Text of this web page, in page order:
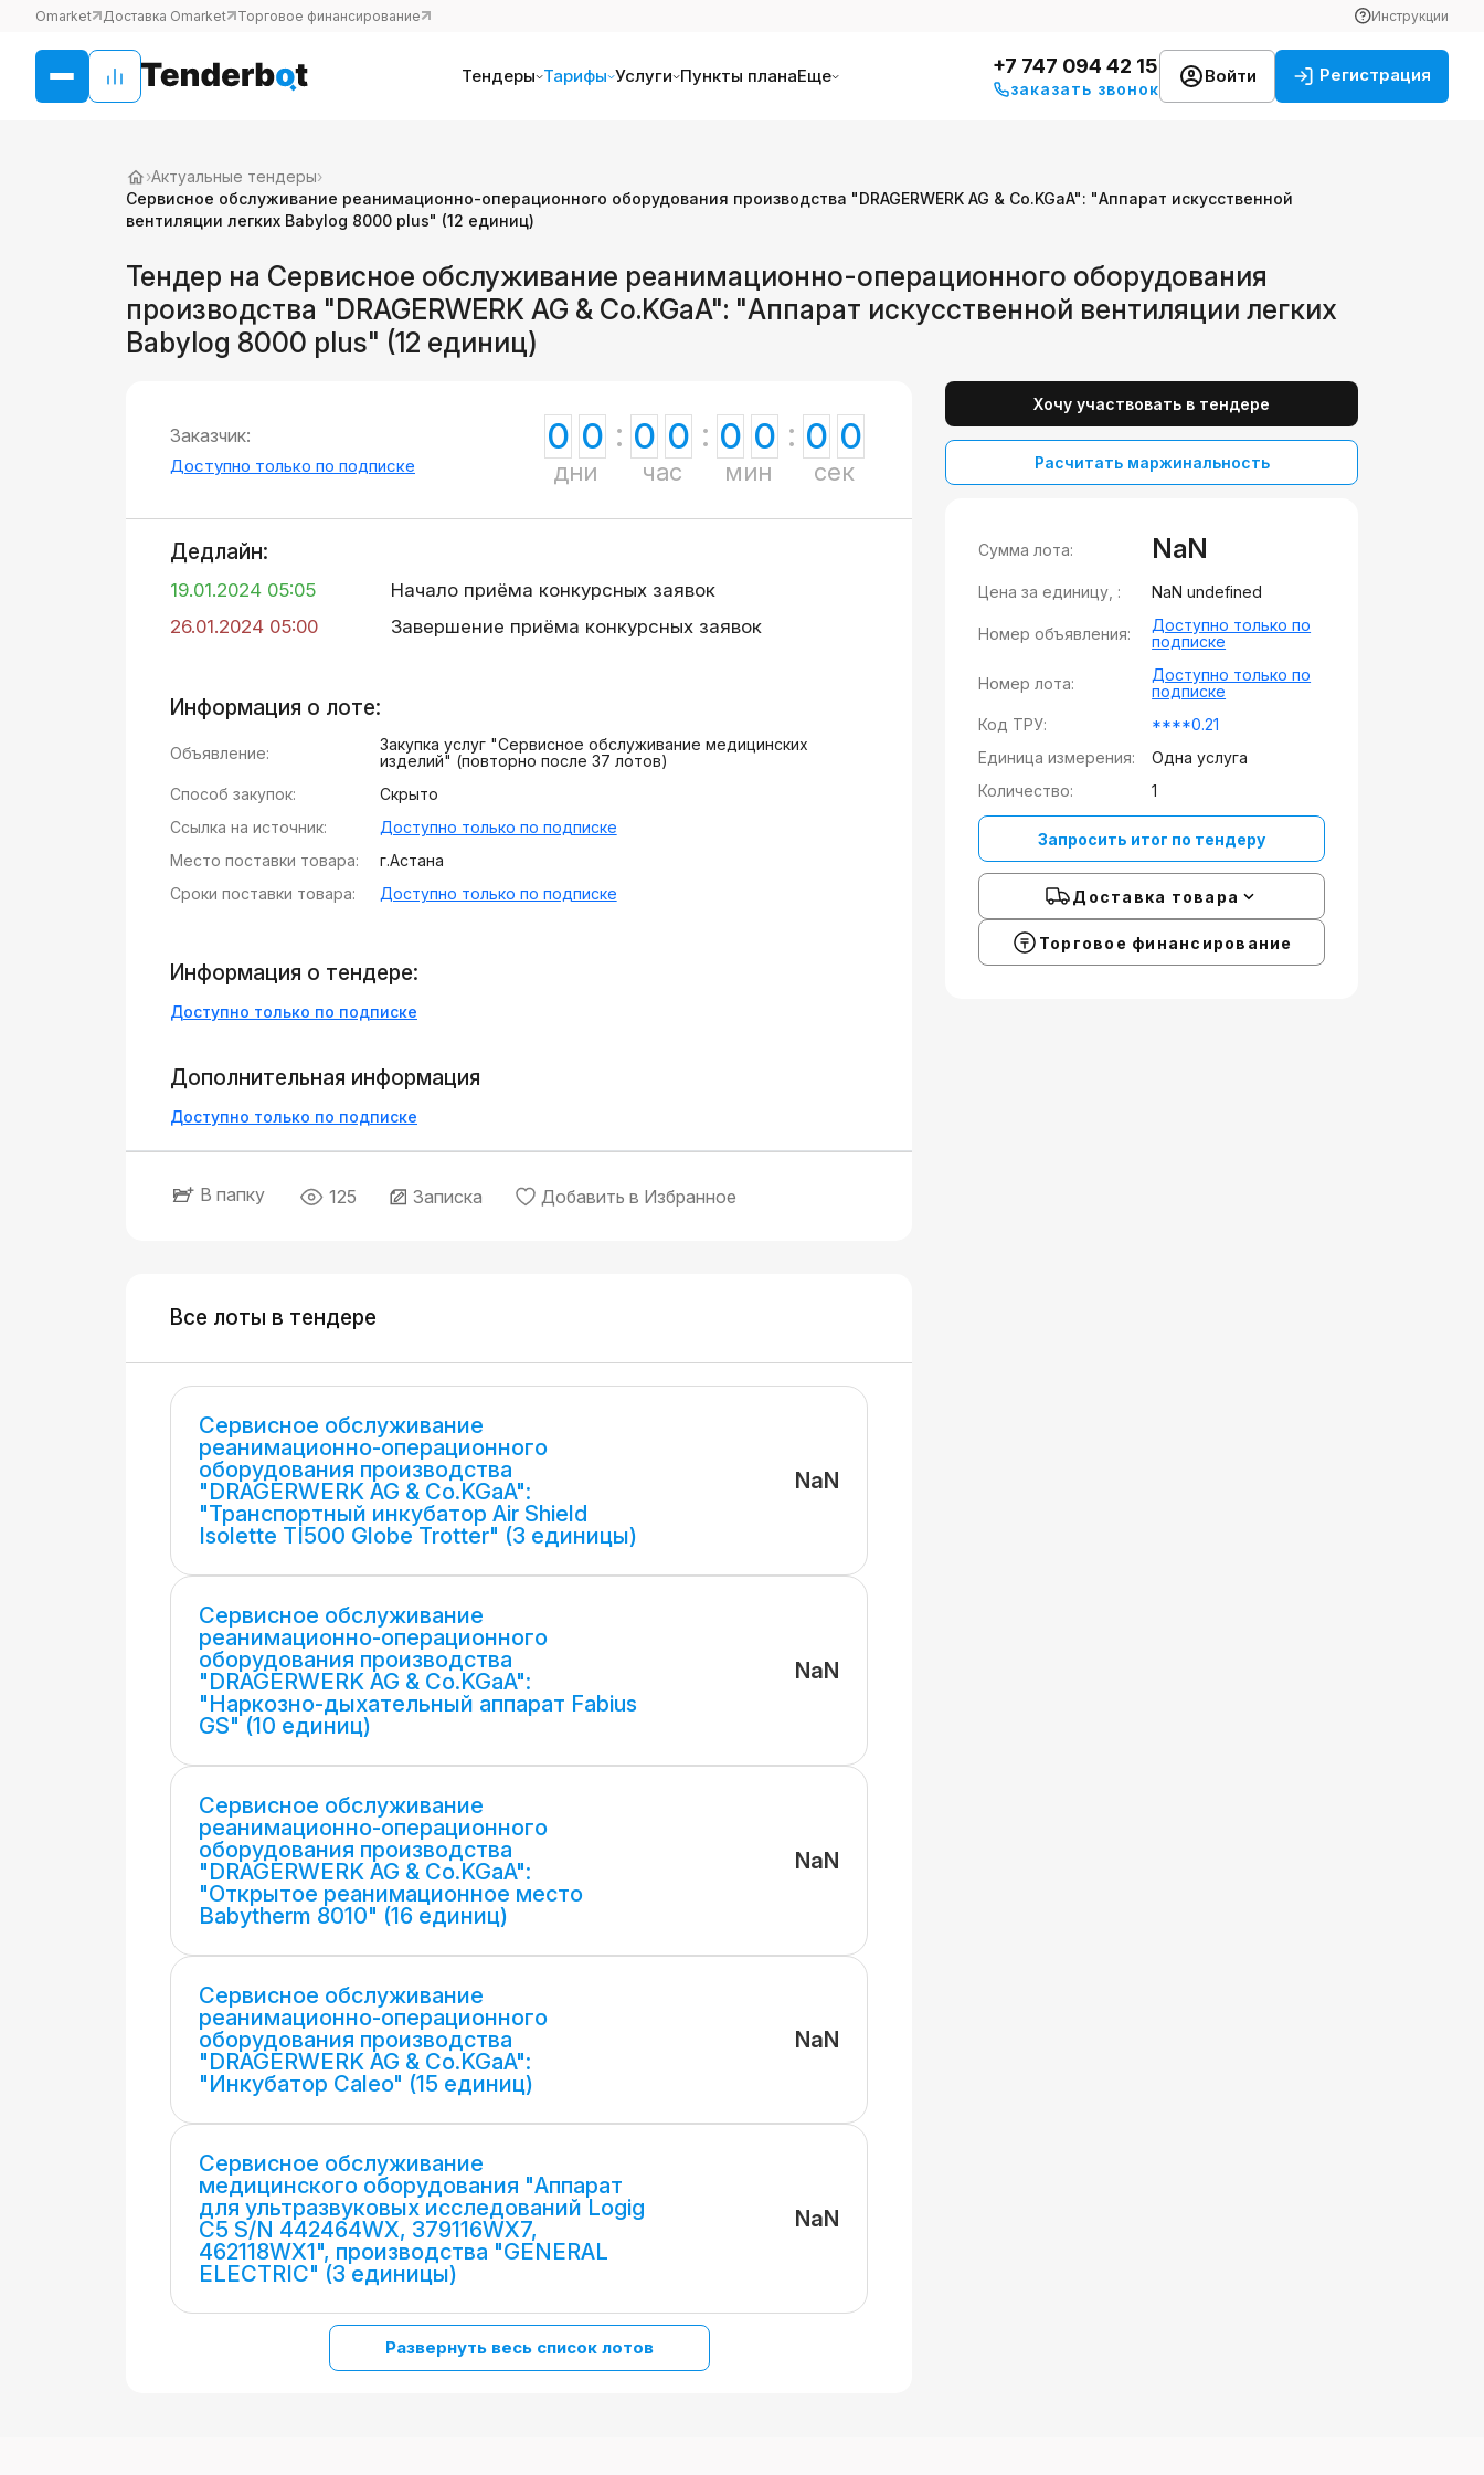
Omarket Доставка Omarket Торговое финансирование Инструкции
Тендеры Тарифы Услуги Пункты планаЕще +7 747 094 42 15
заказать звонок
Войти Регистрация
›Актуальные тендеры›
Сервисное обслуживание реанимационно-операционного оборудования производства "DRAGERWERK AG & Co.KGaA": "Аппарат искусственной
вентиляции легких Babylog 8000 plus" (12 единиц)
Тендер на Сервисное обслуживание реанимационно-операционного оборудования
производства "DRAGERWERK AG & Co.KGaA": "Аппарат искусственной вентиляции легких
Babylog 8000 plus" (12 единиц)
Заказчик:
Доступно только по подписке
0 0
дни
0 0
час
0 0
мин
0 0
сек
Дедлайн:
19.01.2024 05:05
Начало приёма конкурсных заявок
26.01.2024 05:00
Завершение приёма конкурсных заявок
Информация о лоте:
Объявление:
Закупка услуг "Сервисное обслуживание медицинских
изделий" (повторно после 37 лотов)
Способ закупок:
Скрыто
Ссылка на источник:
Доступно только по подписке
Место поставки товара:
г.Астана
Сроки поставки товара:
Доступно только по подписке
Информация о тендере:
Доступно только по подписке
Дополнительная информация
Доступно только по подписке
В папку 125 Записка Добавить в Избранное
Все лоты в тендере
Сервисное обслуживание
реанимационно-операционного
оборудования производства
"DRAGERWERK AG & Co.KGaA":
"Транспортный инкубатор Air Shield
Isolette TI500 Globe Trotter" (3 единицы)
NaN
Сервисное обслуживание
реанимационно-операционного
оборудования производства
"DRAGERWERK AG & Co.KGaA":
"Наркозно-дыхательный аппарат Fabius
GS" (10 единиц)
NaN
Сервисное обслуживание
реанимационно-операционного
оборудования производства
"DRAGERWERK AG & Co.KGaA":
"Открытое реанимационное место
Babytherm 8010" (16 единиц)
NaN
Сервисное обслуживание
реанимационно-операционного
оборудования производства
"DRAGERWERK AG & Co.KGaA":
"Инкубатор Caleo" (15 единиц)
NaN
Сервисное обслуживание
медицинского оборудования "Аппарат
для ультразвуковых исследований Logig
C5 S/N 442464WX, 379116WX7,
462118WX1", производства "GENERAL
ELECTRIC" (3 единицы)
NaN
Развернуть весь список лотов
Хочу участвовать в тендере
Расчитать маржинальность
Сумма лота: NaN
Цена за единицу, : NaN undefined
Номер объявления:
Доступно только по
подписке
Номер лота:
Доступно только по
подписке
Код ТРУ:
****0.21
Единица измерения:
Одна услуга
Количество:
1
Запросить итог по тендеру
Доставка товара
Торговое финансирование